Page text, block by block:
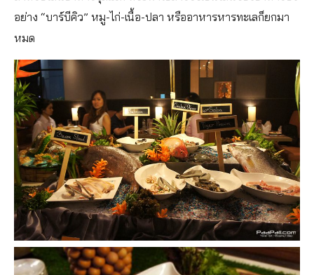
อย่าง “บาร์บีคิว” หมู-ไก่-เนื้อ-ปลา หรืออาหารหารทะเลก็ยกมา
หมด